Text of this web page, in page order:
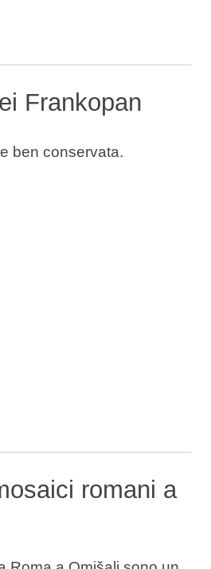
Frankopan
ben conservata.
romani a